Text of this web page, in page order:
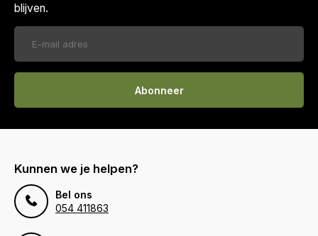
blijven.
Abonneer
Kunnen we je helpen?
Bel ons
054 411863